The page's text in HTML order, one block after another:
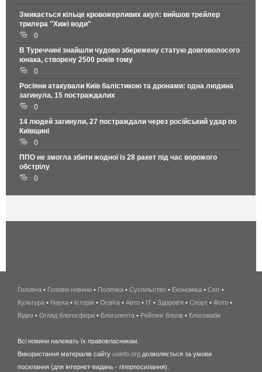
Змикається кільце кровожерливих акул: вийшов трейлер
трилера "Хижі води"
0
В Туреччині знайшли чудово збережену статую довговолосого
юнака, створену 2500 років тому
0
Росіяни атакували Київ балістикою та дронами: одна людина
загинула, 15 постраждалих
0
14 людей загинули, 27 постраждали через російський удар по
Київщині
0
ППО не змогла збити жодної із 28 ракет під час ворожого
обстрілу
0
беспроводной
интернет
киев
wimax
Головна • Головні новини • Політика • Суспільство • Економіка • Світ •
Культура • Наука • Історія • Освіта • Авто • IT • Здоров'я • Спорт • Фото •
Відео • Огляд блогосфери • Блоголента • Рейтинг блогів • Блогожаби
Всі новини належать їх правовласникам.
Використання матеріалів сайту uainfo.org дозволяється за умови
посилання (для інтернет-видань - гіперпосилання).